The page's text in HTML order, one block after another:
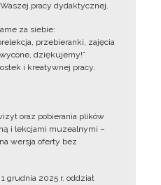
pracy dydaktycznej.
za siebie:
przebieranki, zajęcia
dziękujemy!”
i kreatywnej pracy.
oraz pobierania plików
i lekcjami muzealnymi –
wersja oferty bez
grudnia 2025 r. oddział